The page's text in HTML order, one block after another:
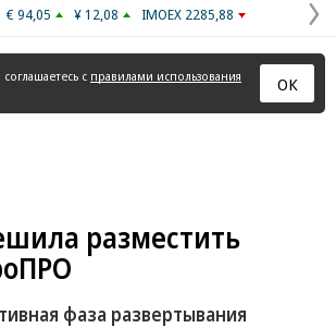
€ 94,05 ¥ 12,08 IMOEX 2285,88
с правилами использования
ОК
разместить
фаза развертывания